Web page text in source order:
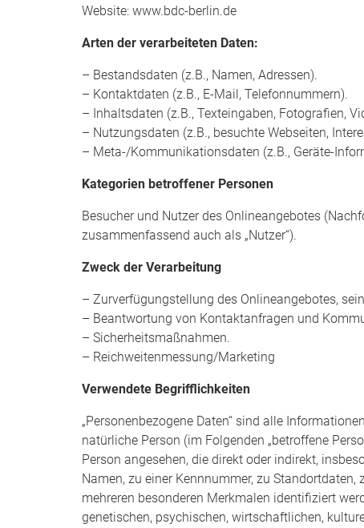
Website: www.bdc-berlin.de
Arten der verarbeiteten Daten:
– Bestandsdaten (z.B., Namen, Adressen).
– Kontaktdaten (z.B., E-Mail, Telefonnummern).
– Inhaltsdaten (z.B., Texteingaben, Fotografien,
– Nutzungsdaten (z.B., besuchte Webseiten,
– Meta-/Kommunikationsdaten (z.B., Geräte-
Kategorien betroffener Personen
Besucher und Nutzer des Onlineangebotes
zusammenfassend auch als „Nutzer“).
Zweck der Verarbeitung
– Zurverfügungstellung des Onlineangebotes,
– Beantwortung von Kontaktanfragen und
– Sicherheitsmaßnahmen.
– Reichweitenmessung/Marketing
Verwendete Begrifflichkeiten
„Personenbezogene Daten“ sind alle
natürliche Person (im Folgenden „betroffene
Person angesehen, die direkt oder indirekt,
Namen, zu einer Kennnummer, zu
mehreren besonderen Merkmalen identifiziert
genetischen, psychischen, wirtschaftlichen,